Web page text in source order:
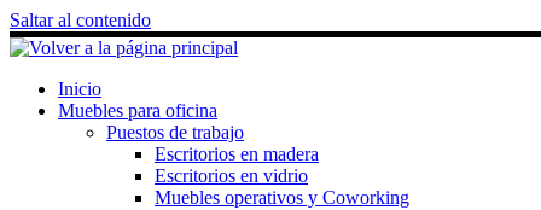
Saltar al contenido
Inicio
Muebles para oficina
Puestos de trabajo
Escritorios en madera
Escritorios en vidrio
Muebles operativos y Coworking